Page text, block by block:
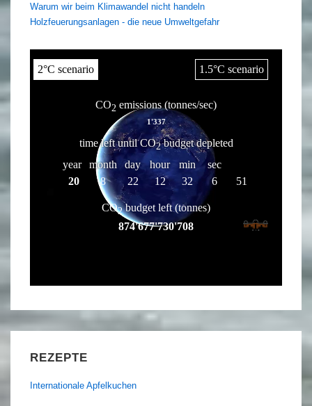
Warum wir beim Klimawandel nicht handeln
Holzfeuerungsanlagen - die neue Umweltgefahr
REZEPTE
Internationale Apfelkuchen